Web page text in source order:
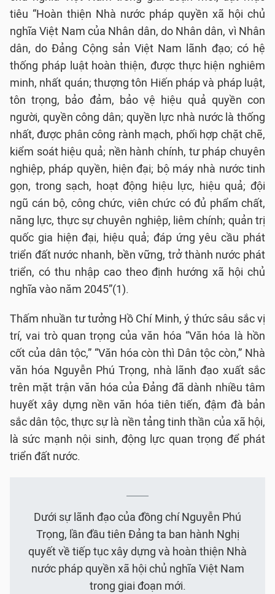
tiêu “Hoàn thiện Nhà nước pháp quyền xã hội chủ
nghĩa Việt Nam của Nhân dân, do Nhân dân, vì Nhân
dân, do Đảng Cộng sản Việt Nam lãnh đạo; có hệ
thống pháp luật hoàn thiện, được thực hiện nghiêm
minh, nhất quán; thượng tôn Hiến pháp và pháp luật,
tôn trọng, bảo đảm, bảo vệ hiệu quả quyền con
người, quyền công dân; quyền lực nhà nước là thống
nhất, được phân công rành mạch, phối hợp chặt chẽ,
kiểm soát hiệu quả; nền hành chính, tư pháp chuyên
nghiệp, pháp quyền, hiện đại; bộ máy nhà nước tinh
gọn, trong sạch, hoạt động hiệu lực, hiệu quả; đội
ngũ cán bộ, công chức, viên chức có đủ phẩm chất,
năng lực, thực sự chuyên nghiệp, liêm chính; quản trị
quốc gia hiện đại, hiệu quả; đáp ứng yêu cầu phát
triển đất nước nhanh, bền vững, trở thành nước phát
triển, có thu nhập cao theo định hướng xã hội chủ
nghĩa vào năm 2045”(1).
Thấm nhuần tư tưởng Hồ Chí Minh, ý thức sâu sắc vị
trí, vai trò quan trọng của văn hóa “Văn hóa là hồn
cốt của dân tộc,” “Văn hóa còn thì Dân tộc còn,” Nhà
văn hóa Nguyễn Phú Trọng, nhà lãnh đạo xuất sắc
trên mặt trận văn hóa của Đảng đã dành nhiều tâm
huyết xây dựng nền văn hóa tiên tiến, đậm đà bản
sắc dân tộc, thực sự là nền tảng tinh thần của xã hội,
là sức mạnh nội sinh, động lực quan trọng để phát
triển đất nước.
Dưới sự lãnh đạo của đồng chí Nguyễn Phú
Trọng, lần đầu tiên Đảng ta ban hành Nghị
quyết về tiếp tục xây dựng và hoàn thiện Nhà
nước pháp quyền xã hội chủ nghĩa Việt Nam
trong giai đoạn mới.